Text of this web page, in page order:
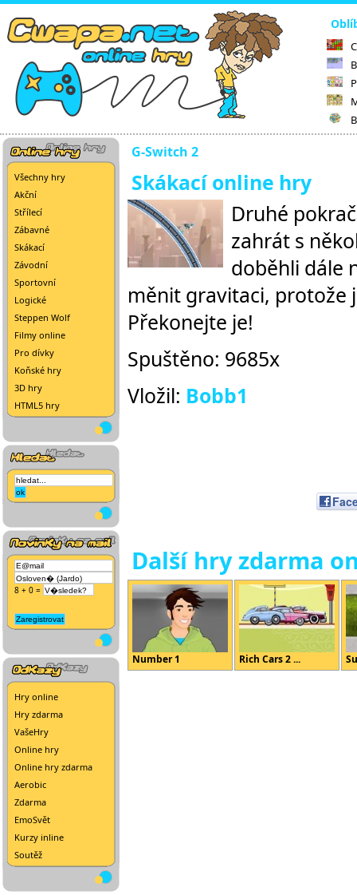
Všechny hry
Akční
Střílecí
Zábavné
Skákací
Závodní
Sportovní
Logické
Steppen Wolf
Filmy online
Pro dívky
Koňské hry
3D hry
HTML5 hry
8 + 0 =
Hry online
Hry zdarma
VašeHry
Online hry
Online hry zdarma
Aerobic
Zdarma
EmoSvět
Kurzy inline
Soutěž
G-Switch 2
Skákací online hry
Druhé
zahrát s
doběhli dále
měnit gravitaci, protože
Překonejte je!
Spuštěno: 9685x
Vložil: Bobb1
Další hry zdarma
Number 1 Rich Cars 2 ...